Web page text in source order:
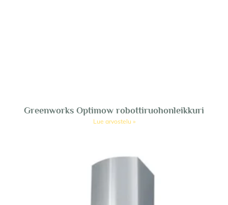
Greenworks Optimow robottiruohonleikkuri
Lue arvostelu »